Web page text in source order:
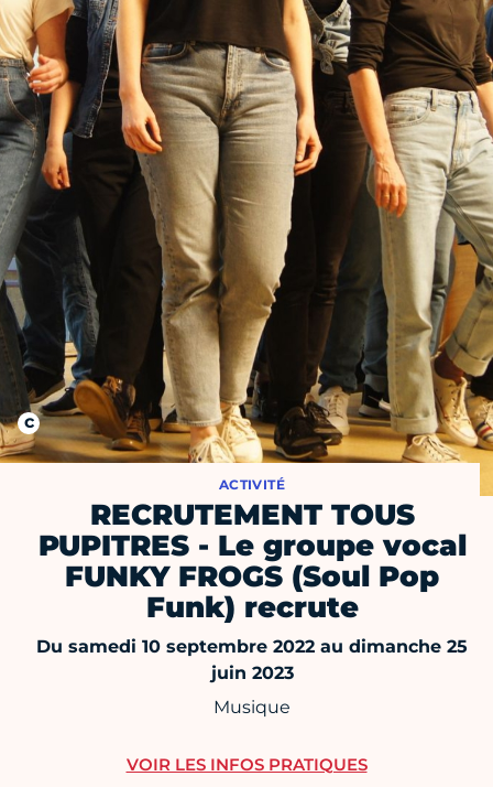
ACTIVITÉ
RECRUTEMENT TOUS
PUPITRES - Le groupe vocal
FUNKY FROGS (Soul Pop
Funk) recrute
Du samedi 10 septembre 2022 au dimanche 25
juin 2023
Musique
VOIR LES INFOS PRATIQUES